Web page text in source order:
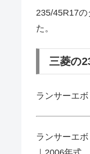
235/45R17
た。
三菱の
ランサーエ
ランサーエ